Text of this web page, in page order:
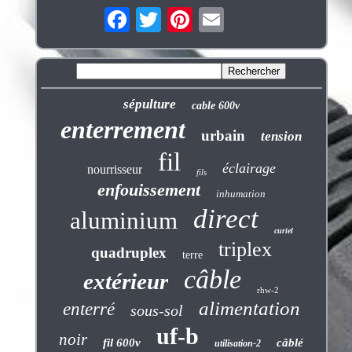
sépulture cable 600v
enterrement urbain tension
nourrisseur fil fils éclairage
enfouissement inhumation
aluminium direct curiel
quadruplex terre triplex
extérieur câble rhw-2
enterré sous-sol alimentation
noir fil 600v uf-b utilisation-2 câblé